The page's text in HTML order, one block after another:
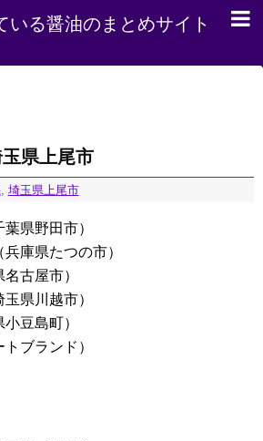
いる醤油のまとめサイト
県上尾市
, 埼玉県上尾市
県野田市）
庫県たつの市）
古屋市）
県川越市）
豆島町）
ブランド）